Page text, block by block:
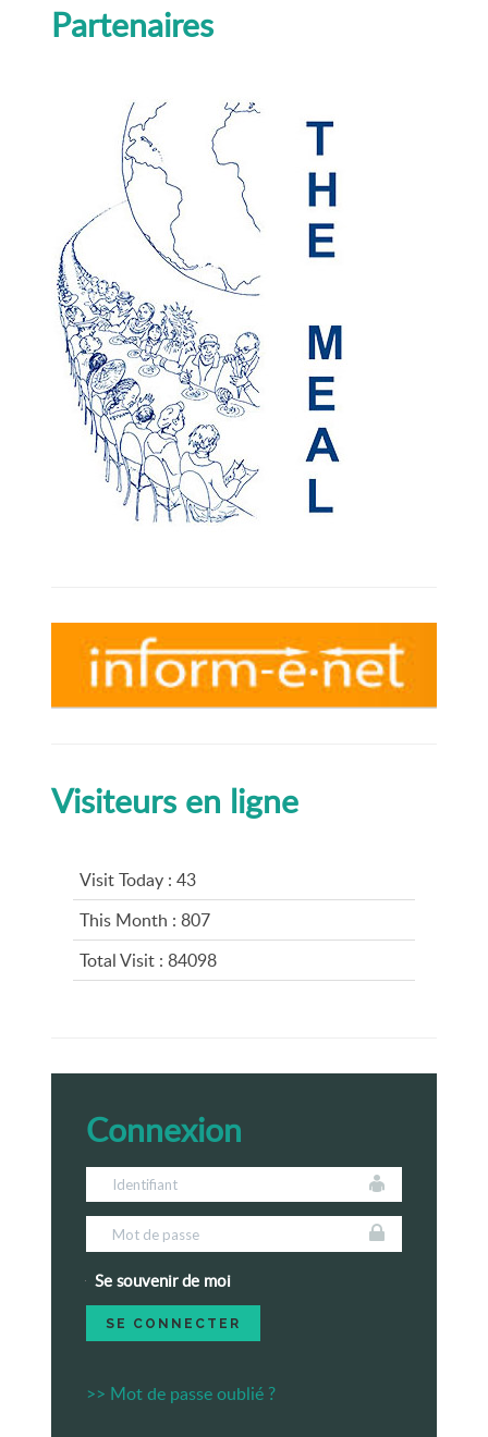
Partenaires
Visiteurs en ligne
Visit Today : 43
This Month : 807
Total Visit : 84098
Connexion
Se souvenir de moi
>> Mot de passe oublié ?